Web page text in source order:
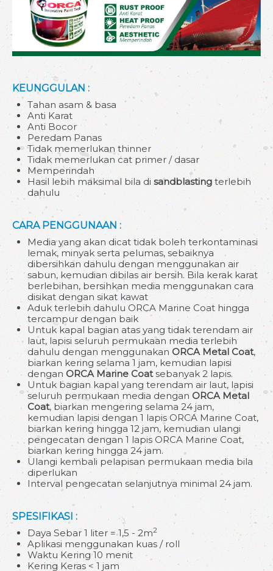
KEUNGGULAN :
Tahan asam & basa
Anti Karat
Anti Bocor
Peredam Panas
Tidak memerlukan thinner
Tidak memerlukan cat primer / dasar
Memperindah
Hasil lebih maksimal bila di sandblasting terlebih
dahulu
CARA PENGGUNAAN :
Media yang akan dicat tidak boleh terkontaminasi
lemak, minyak serta pelumas, sebaiknya
dibersihkan dahulu dengan menggunakan air
sabun, kemudian dibilas air bersih. Bila kerak karat
berlebihan, bersihkan media menggunakan cara
disikat dengan sikat kawat
Aduk terlebih dahulu ORCA Marine Coat hingga
tercampur dengan baik
Untuk kapal bagian atas yang tidak terendam air
laut, lapisi seluruh permukaan media terlebih
dahulu dengan menggunakan ORCA Metal Coat,
biarkan kering selama 1 jam, kemudian lapisi
dengan ORCA Marine Coatsebanyak 2 lapis.
Untuk bagian kapal yang terendam air laut, lapisi
seluruh permukaan media dengan ORCA Metal
Coat, biarkan mengering selama 24 jam,
kemudian lapisi dengan 1 lapis ORCA Marine Coat,
biarkan kering hingga 12 jam, kemudian ulangi
pengecatan dengan 1 lapis ORCA Marine Coat,
biarkan kering hingga 24 jam.
Ulangi kembali pelapisan permukaan media bila
diperlukan
Interval pengecatan selanjutnya minimal 24 jam.
SPESIFIKASI :
Daya Sebar 1 liter = 1,5 - 2m2
Aplikasi menggunakan kuas / roll
Waktu Kering 10 menit
Kering Keras < 1 jam